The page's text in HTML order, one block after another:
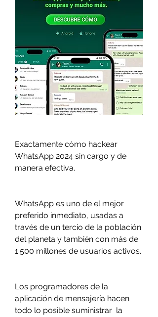
Exactamente cómo hackear
WhatsApp 2024 sin cargo y de
manera efectiva.
WhatsApp es uno de el mejor
preferido inmediato, usadas a
través de un tercio de la población
del planeta y también con más de
1.500 millones de usuarios activos.
Los programadores de la
aplicación de mensajería hacen
todo lo posible suministrar  la